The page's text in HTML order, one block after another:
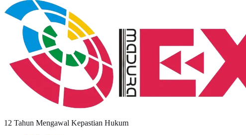
12 Tahun Mengawal Kepastian Hukum